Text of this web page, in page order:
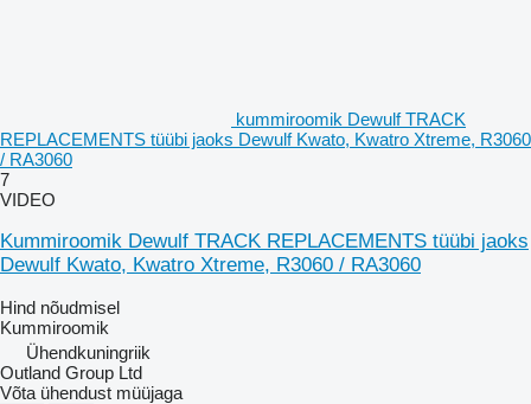
kummiroomik Dewulf TRACK
REPLACEMENTS tüübi jaoks Dewulf Kwato, Kwatro Xtreme, R3060
/ RA3060
7
VIDEO
Kummiroomik Dewulf TRACK REPLACEMENTS tüübi jaoks
Dewulf Kwato, Kwatro Xtreme, R3060 / RA3060
Hind nõudmisel
Kummiroomik
Ühendkuningriik
Outland Group Ltd
Võta ühendust müüjaga